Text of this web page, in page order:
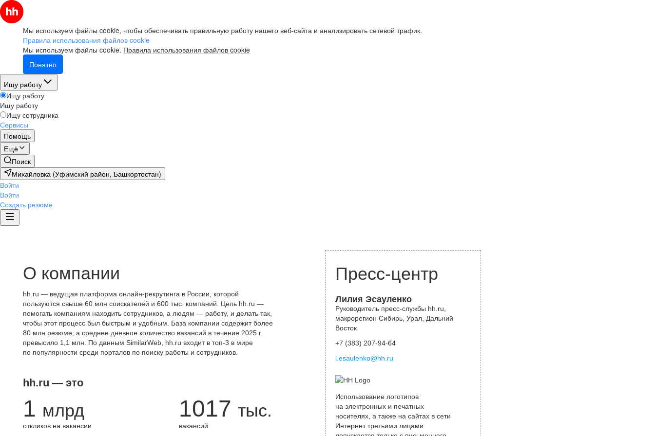
Мы используем файлы cookie, чтобы обеспечивать правильную работу нашего веб-сайта и анализировать сетевой трафик.
Правила использования файлов cookie
Мы используем файлы cookie. Правила использования файлов cookie
Понятно
Ищу работу
Ищу работу
Ищу работу
Ищу сотрудника
Сервисы
Помощь
Ещё
Поиск
Михайловка (Уфимский район, Башкортостан)
Войти
Войти
Создать резюме
О компании
hh.ru — ведущая платформа онлайн-рекрутинга в России, которой
пользуются свыше 60 млн соискателей и 600 тыс. компаний. Цель hh.ru —
помогать компаниям находить сотрудников, а людям — работу, и делать так,
чтобы этот процесс был быстрым и удобным. База компании содержит более
80 млн резюме, а среднее дневное количество вакансий в течение 2025 г.
превысило 1,1 млн. По данным SimilarWeb, hh.ru входит в топ-3 в мире
по популярности среди порталов по поиску работы и сотрудников.
hh.ru — это
1 млрд
откликов на вакансии
1017 тыс.
вакансий
Пресс-центр
Лилия Эсауленко
Руководитель пресс-службы hh.ru,
макрорегион Сибирь, Урал, Дальний
Восток
+7 (383) 207-94-64
l.esaulenko@hh.ru
Использование логотипов
на электронных и печатных
носителях, а также на сайтах в сети
Интернет третьими лицами